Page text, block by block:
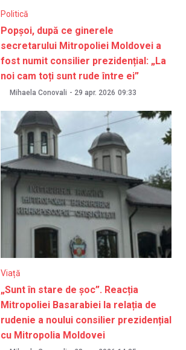
Politică
Popșoi, după ce ginerele
secretarului Mitropoliei Moldovei a
fost numit consilier prezidențial: „La
noi cam toți sunt rude între ei”
Mihaela Conovali - 29 apr. 2026 09:33
Viață
„Sunt în stare de șoc”. Reacția
Mitropoliei Basarabiei la relația de
rudenie a noului consilier prezidențial
cu Mitropolia Moldovei